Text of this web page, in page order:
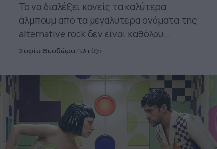
Το να διαλέξει κανείς τα καλύτερα
άλμπουμ από τα μεγαλύτερα ονόματα της
alternative rock δεν είναι καθόλου...
Σοφία Θεοδώρα Γιλτίζη